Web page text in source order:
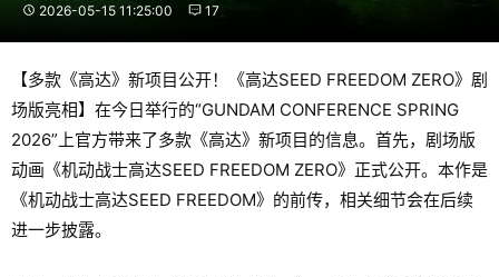
2026-05-15 11:25:00 17
【多款《高达》新项目公开！《高达SEED FREEDOM ZERO》剧
场版亮相】在今日举行的“GUNDAM CONFERENCE SPRING
2026”上官方带来了多款《高达》新项目的信息。首先，剧场版
动画《机动战士高达SEED FREEDOM ZERO》正式公开。本作是
《机动战士高达SEED FREEDOM》的前传，相关细节会在后续
进一步披露。